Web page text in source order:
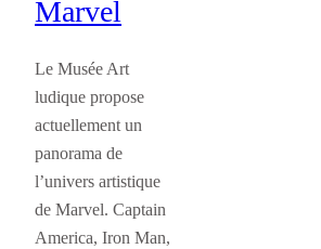
Marvel
Le Musée Art
ludique propose
actuellement un
panorama de
l’univers artistique
de Marvel. Captain
America, Iron Man,